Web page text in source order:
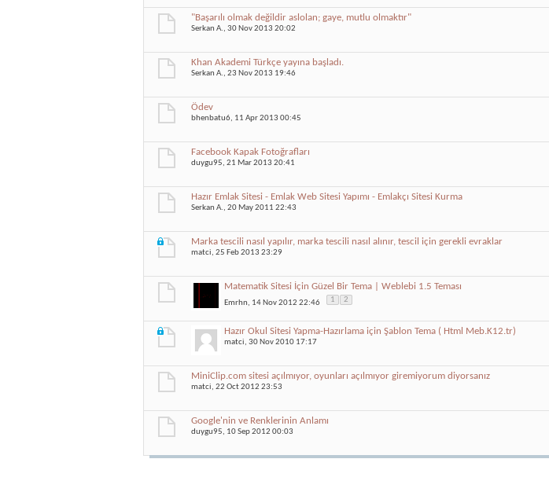
"Başarılı olmak değildir aslolan; gaye, mutlu olmaktır"
Serkan A., 30 Nov 2013 20:02
Khan Akademi Türkçe yayına başladı.
Serkan A., 23 Nov 2013 19:46
Ödev
bhenbatu6, 11 Apr 2013 00:45
Facebook Kapak Fotoğrafları
duygu95, 21 Mar 2013 20:41
Hazır Emlak Sitesi - Emlak Web Sitesi Yapımı - Emlakçı Sitesi Kurma
Serkan A., 20 May 2011 22:43
Marka tescili nasıl yapılır, marka tescili nasıl alınır, tescil için gerekli evraklar
matci, 25 Feb 2013 23:29
Matematik Sitesi İçin Güzel Bir Tema | Weblebi 1.5 Teması
Emrhn, 14 Nov 2012 22:46 1 2
Hazır Okul Sitesi Yapma-Hazırlama için Şablon Tema ( Html Meb.K12.tr)
matci, 30 Nov 2010 17:17
MiniClip.com sitesi açılmıyor, oyunları açılmıyor giremiyorum diyorsanız
matci, 22 Oct 2012 23:53
Google'nin ve Renklerinin Anlamı
duygu95, 10 Sep 2012 00:03